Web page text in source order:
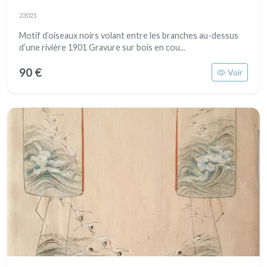
23021
Motif d’oiseaux noirs volant entre les branches au-dessus
d’une rivière 1901 Gravure sur bois en cou...
90 € Voir